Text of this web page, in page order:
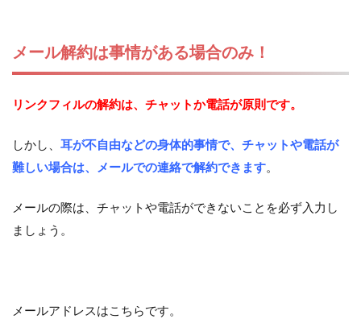
メール解約は事情がある場合のみ！
リンクフィルの解約は、チャットか電話が原則です。
しかし、 耳が不自由などの身体的事情で、チャットや電話が
難しい場合は、メールでの連絡で解約できます。
メールの際は、チャットや電話ができないことを必ず入力し
ましょう。
メールアドレスはこちらです。